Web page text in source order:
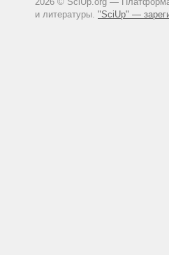
и литературы. "SciUp" —